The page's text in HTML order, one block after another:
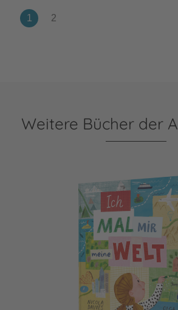
Weitere Bücher der